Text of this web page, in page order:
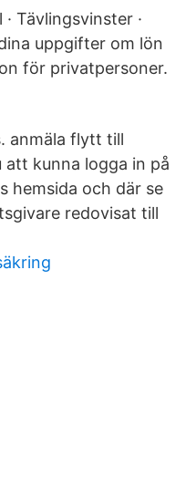
Tävlingsvinster ·
uppgifter om lön
för privatpersoner.
anmäla flytt till
att kunna logga in på
hemsida och där se
redovisat till